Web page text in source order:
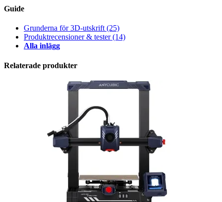
Guide
Grunderna för 3D-utskrift(25)
Produktrecensioner & tester(14)
Alla inlägg
Relaterade produkter